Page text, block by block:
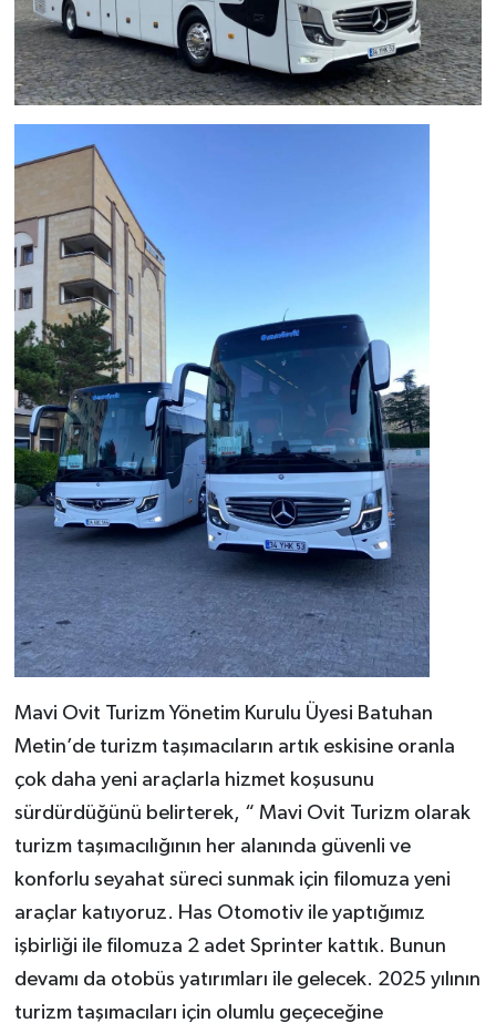
Mavi Ovit Turizm Yönetim Kurulu Üyesi Batuhan
Metin’de turizm taşımacıların artık eskisine oranla
çok daha yeni araçlarla hizmet koşusunu
sürdürdüğünü belirterek, “ Mavi Ovit Turizm olarak
turizm taşımacılığının her alanında güvenli ve
konforlu seyahat süreci sunmak için filomuza yeni
araçlar katıyoruz. Has Otomotiv ile yaptığımız
işbirliği ile filomuza 2 adet Sprinter kattık. Bunun
devamı da otobüs yatırımları ile gelecek. 2025 yılının
turizm taşımacıları için olumlu geçeceğine